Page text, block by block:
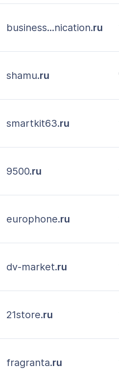
business...nication.ru
shamu.ru
smartkit63.ru
9500.ru
europhone.ru
dv-market.ru
21store.ru
fragranta.ru